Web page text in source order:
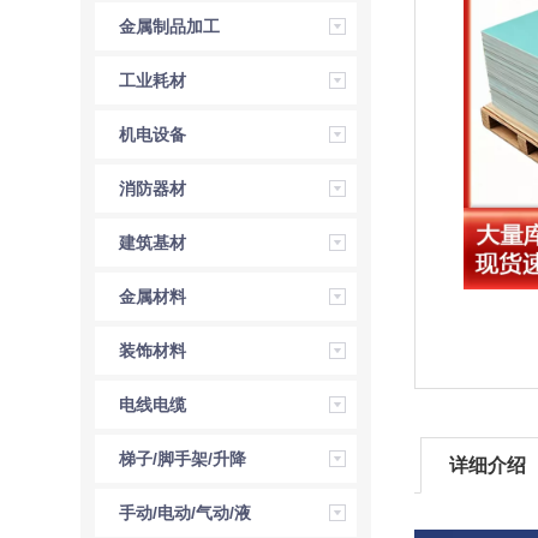
金属制品加工
工业耗材
机电设备
消防器材
建筑基材
金属材料
装饰材料
电线电缆
梯子/脚手架/升降
机
手动/电动/气动/液
详细介绍